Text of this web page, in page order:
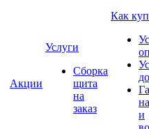
Акции
Услуги
Сборка
щита
на
заказ
Как
и